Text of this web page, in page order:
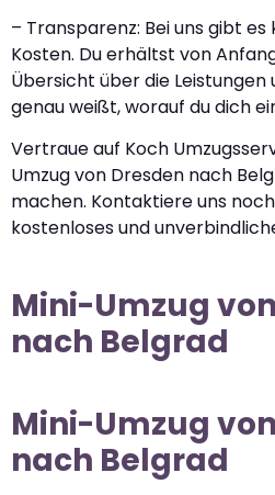
– Transparenz: Bei uns gibt
Kosten. Du erhältst von
Übersicht über die Leistungen
genau weißt, worauf du dich
Vertraue auf Koch
Umzug von Dresden nach
machen. Kontaktiere uns
kostenloses und
Mini-Umzug
nach Belgrad
Mini-Umzug
nach Belgrad